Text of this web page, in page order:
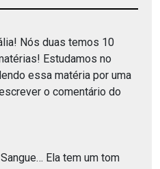
Nós duas temos 10
Estudamos no
essa matéria por uma
o comentário do
Ela tem um tom